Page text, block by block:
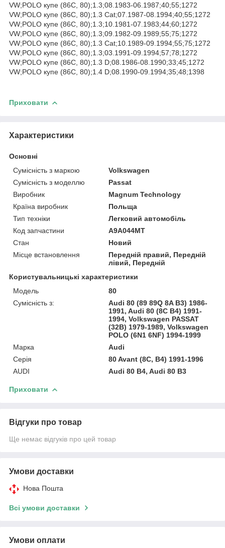
VW;POLO купе (86C, 80);1.3;08.1983-06.1987;40;55;1272
VW;POLO купе (86C, 80);1.3 Cat;07.1987-08.1994;40;55;1272
VW;POLO купе (86C, 80);1.3;10.1981-07.1983;44;60;1272
VW;POLO купе (86C, 80);1.3;09.1982-09.1989;55;75;1272
VW;POLO купе (86C, 80);1.3 Cat;10.1989-09.1994;55;75;1272
VW;POLO купе (86C, 80);1.3;03.1991-09.1994;57;78;1272
VW;POLO купе (86C, 80);1.3 D;08.1986-08.1990;33;45;1272
VW;POLO купе (86C, 80);1.4 D;08.1990-09.1994;35;48;1398
Приховати
Характеристики
Основні
Сумісність з маркою
Volkswagen
Сумісність з моделлю
Passat
Виробник
Magnum Technology
Країна виробник
Польща
Тип техніки
Легковий автомобіль
Код запчастини
A9A044MT
Стан
Новий
Місце встановлення
Передній правий, Передній
лівий, Передній
Користувальницькі характеристики
Модель
80
Сумісність з:
Audi 80 (89 89Q 8A B3) 1986-
1991, Audi 80 (8C B4) 1991-
1994, Volkswagen PASSAT
(32B) 1979-1989, Volkswagen
POLO (6N1 6NF) 1994-1999
Марка
Audi
Серія
80 Avant (8C, B4) 1991-1996
AUDI
Audi 80 B4, Audi 80 B3
Приховати
Відгуки про товар
Ще немає відгуків про цей товар
Умови доставки
Нова Пошта
Всі умови доставки
Умови оплати